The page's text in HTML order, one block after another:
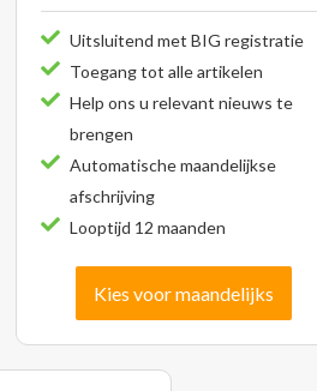
Uitsluitend met BIG registratie
Toegang tot alle artikelen
Help ons u relevant nieuws te
brengen
Automatische maandelijkse
afschrijving
Looptijd 12 maanden
Kies voor maandelijks